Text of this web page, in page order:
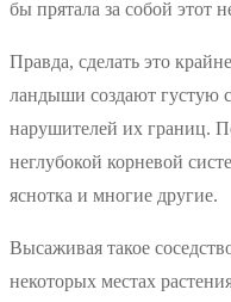
бы прятала за собой этот
Правда, сделать это
ландыши создают густую
нарушителей их границ.
неглубокой корневой
яснотка и многие другие.
Высаживая такое
некоторых местах